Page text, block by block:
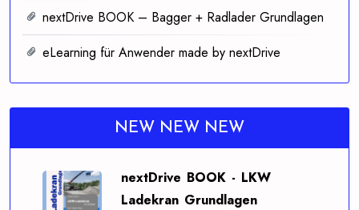
nextDrive BOOK – Bagger + Radlader Grundlagen
eLearning für Anwender made by nextDrive
NEW NEW NEW
nextDrive BOOK - LKW
Ladekran Grundlagen